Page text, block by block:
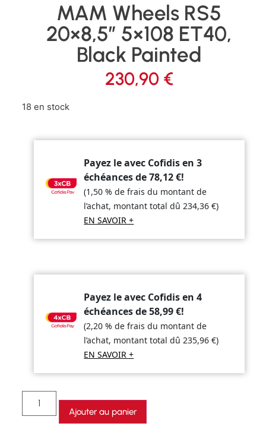
MAM Wheels RS5
20×8,5″ 5×108 ET40,
Black Painted
230,90 €
18 en stock
Payez le avec Cofidis en 3
échéances de78,12€!
(1,50 % de frais du montant de
l’achat, montant total dû234,36€)
EN SAVOIR +
Payez le avec Cofidis en 4
échéances de58,99€!
(2,20 % de frais du montant de
l’achat, montant total dû235,96€)
EN SAVOIR +
Ajouter au panier